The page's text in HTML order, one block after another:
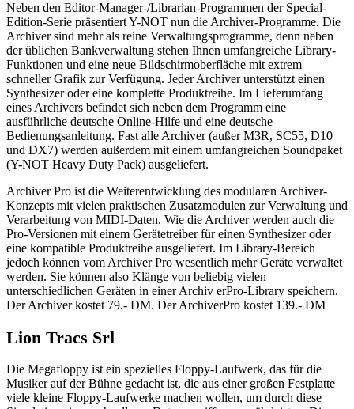
Neben den Editor-Manager-/Librarian-Programmen der Special-
Edition-Serie präsentiert Y-NOT nun die Archiver-Programme. Die
Archiver sind mehr als reine Verwaltungsprogramme, denn neben
der üblichen Bankverwaltung stehen Ihnen umfangreiche Library-
Funktionen und eine neue Bildschirmoberfläche mit extrem
schneller Grafik zur Verfügung. Jeder Archiver unterstützt einen
Synthesizer oder eine komplette Produktreihe. Im Lieferumfang
eines Archivers befindet sich neben dem Programm eine
ausführliche deutsche Online-Hilfe und eine deutsche
Bedienungsanleitung. Fast alle Archiver (außer M3R, SC55, D10
und DX7) werden außerdem mit einem umfangreichen Soundpaket
(Y-NOT Heavy Duty Pack) ausgeliefert.
Archiver Pro ist die Weiterentwicklung des modularen Archiver-
Konzepts mit vielen praktischen Zusatzmodulen zur Verwaltung und
Verarbeitung von MIDI-Daten. Wie die Archiver werden auch die
Pro-Versionen mit einem Gerätetreiber für einen Synthesizer oder
eine kompatible Produktreihe ausgeliefert. Im Library-Bereich
jedoch können vom Archiver Pro wesentlich mehr Geräte verwaltet
werden. Sie können also Klänge von beliebig vielen
unterschiedlichen Geräten in einer Archiv erPro-Library speichern.
Der Archiver kostet 79.- DM. Der ArchiverPro kostet 139.- DM
Lion Tracs Srl
Die Megafloppy ist ein spezielles Floppy-Laufwerk, das für die
Musiker auf der Bühne gedacht ist, die aus einer großen Festplatte
viele kleine Floppy-Laufwerke machen wollen, um durch diese